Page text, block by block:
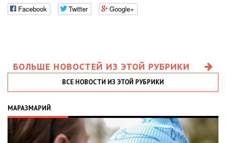
Facebook Twitter Google+
БОЛЬШЕ НОВОСТЕЙ ИЗ ЭТОЙ РУБРИКИ
ВСЕ НОВОСТИ ИЗ ЭТОЙ РУБРИКИ
МАРАЗМАРИЙ